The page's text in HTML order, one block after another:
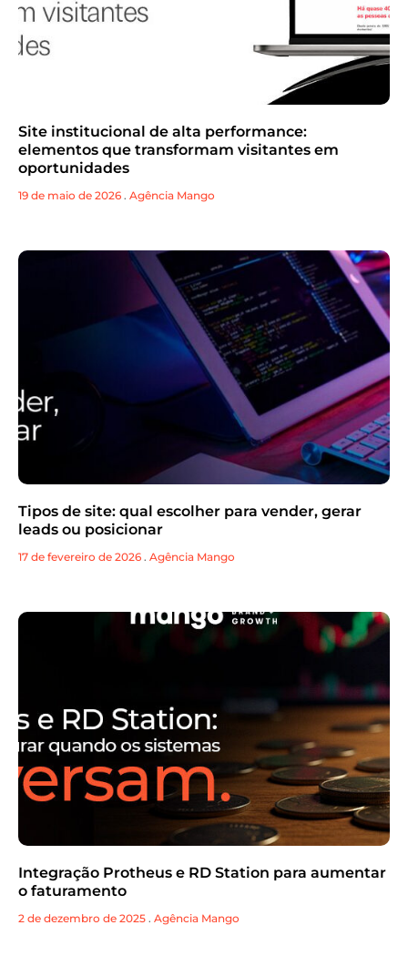
Site institucional de alta performance:
elementos que transformam visitantes em
oportunidades
19 de maio de 2026 . Agência Mango
Tipos de site: qual escolher para vender, gerar
leads ou posicionar
17 de fevereiro de 2026 . Agência Mango
Integração Protheus e RD Station para aumentar
o faturamento
2 de dezembro de 2025 . Agência Mango